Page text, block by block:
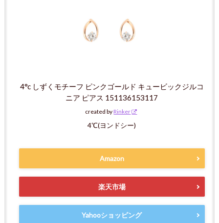
4°c しずくモチーフ ピンクゴールド キュービックジルコ
ニア ピアス 151136153117
created by Rinker
4℃(ヨンドシー)
Amazon
楽天市場
Yahooショッピング